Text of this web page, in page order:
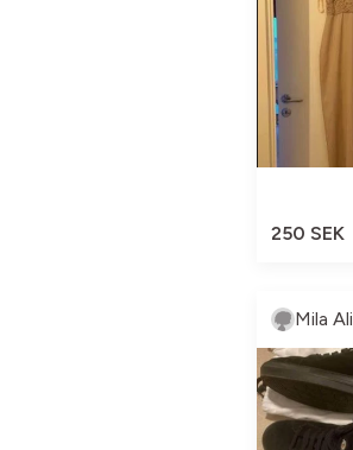
250 SEK
Mila Ali